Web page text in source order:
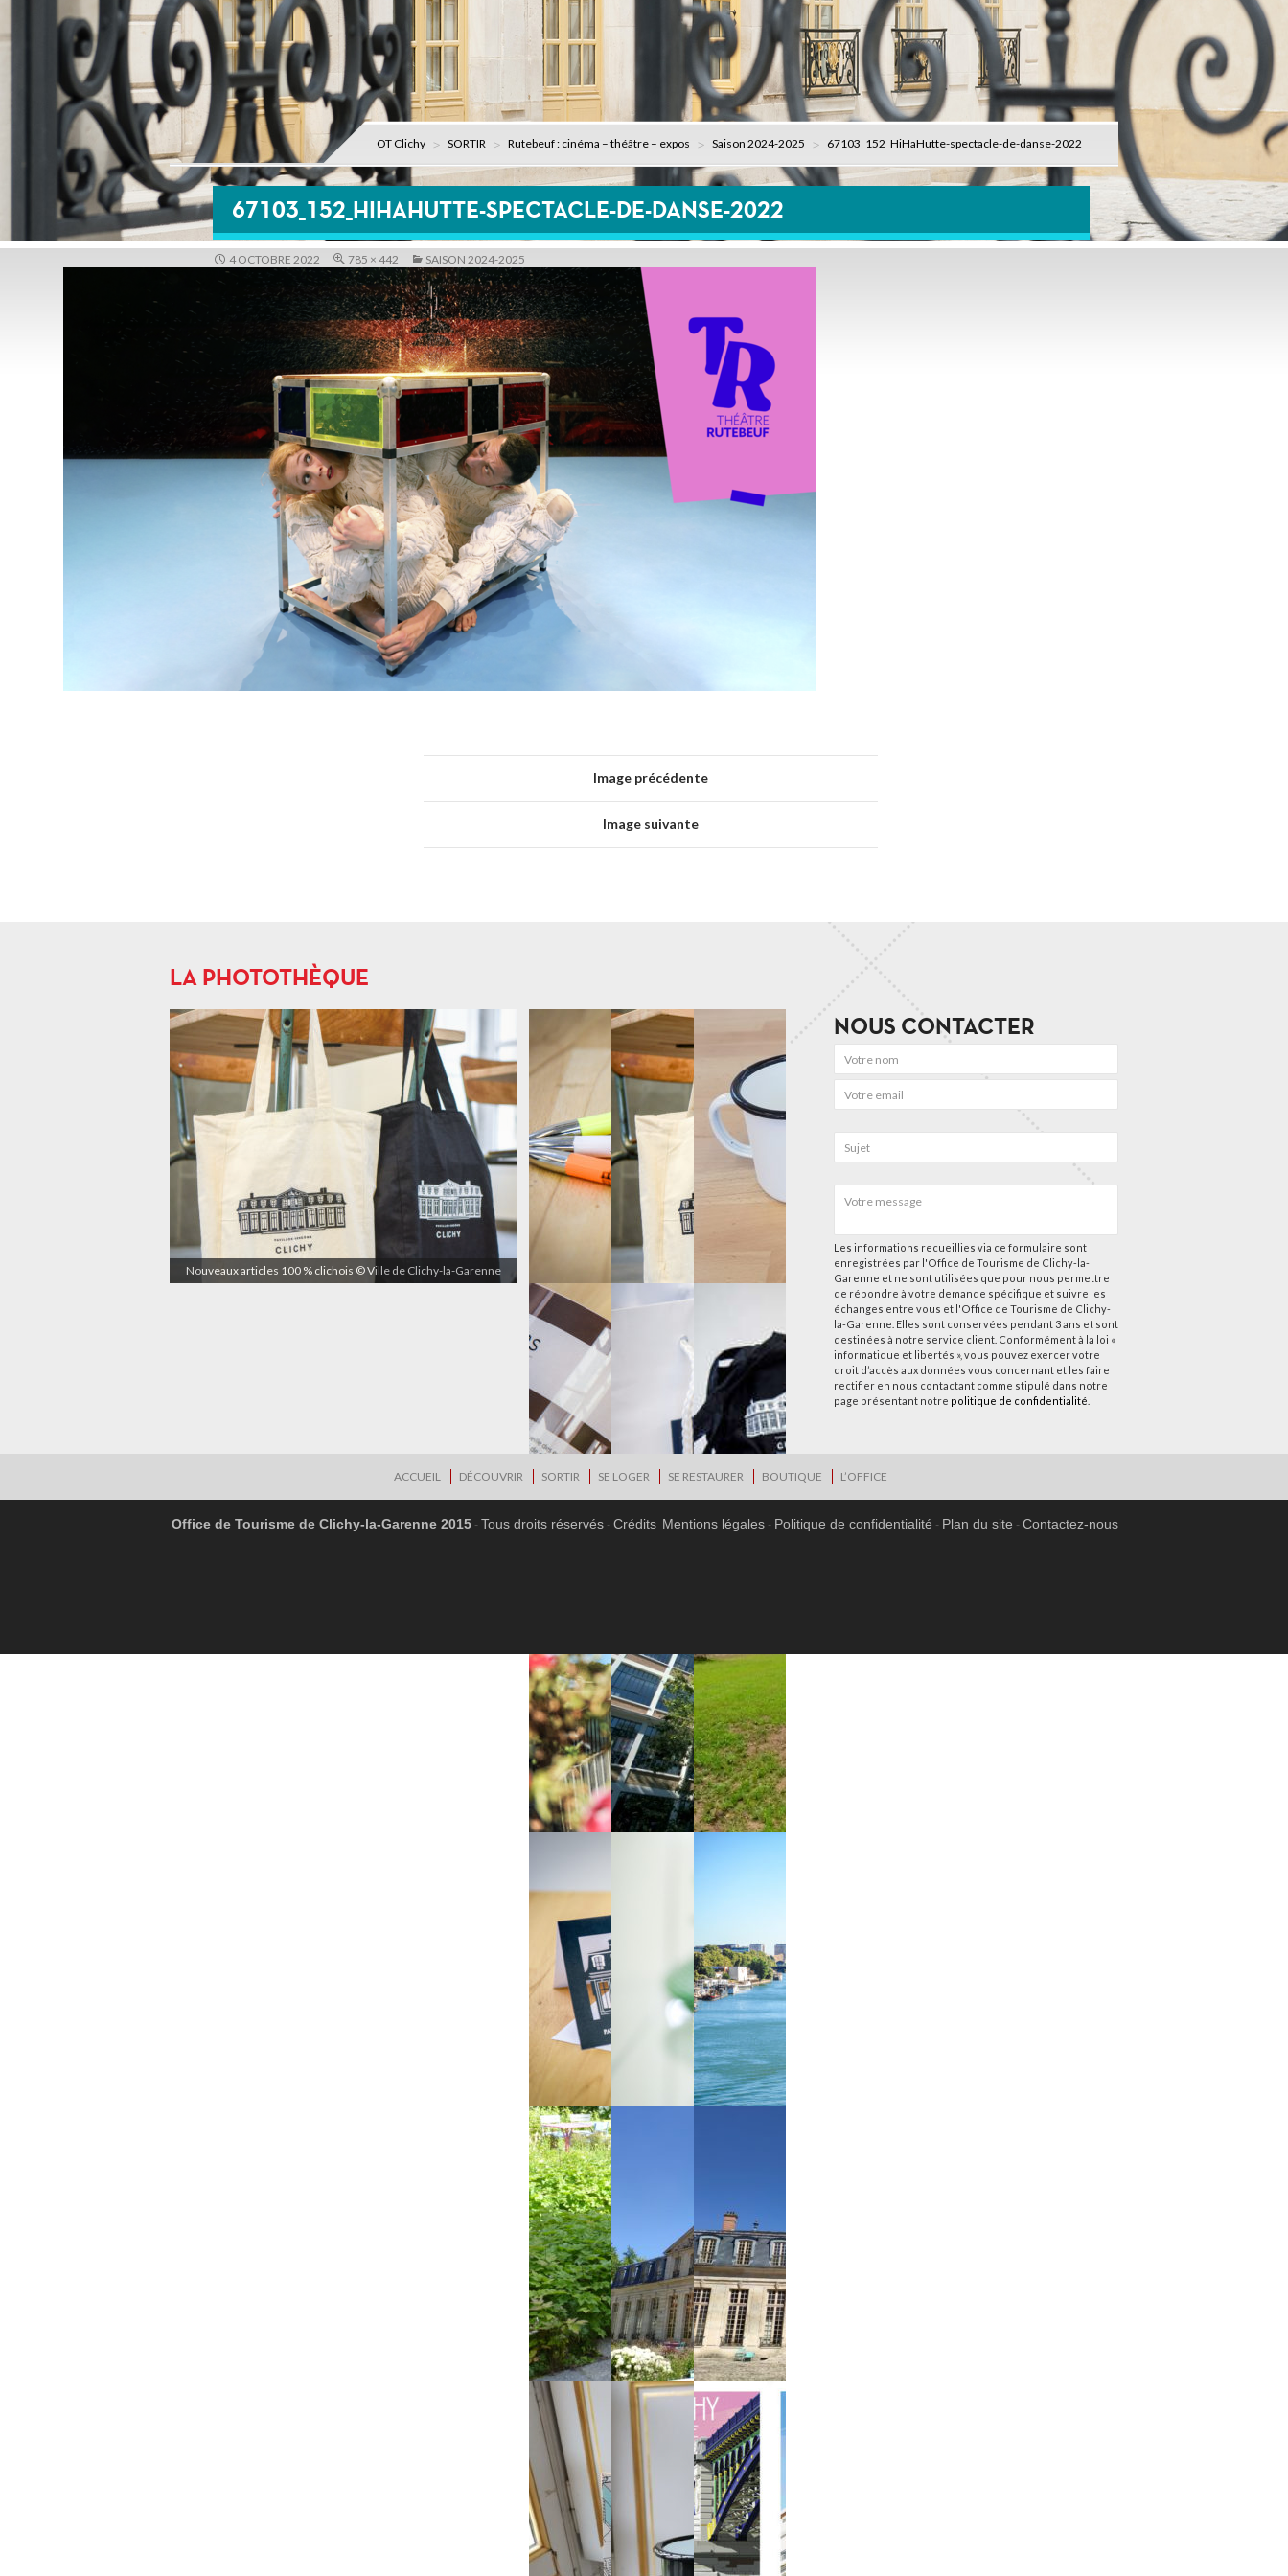
OT Clichy SORTIR Rutebeuf : cinéma – théâtre – expos Saison 2024-2025 67103_152_HiHaHutte-spectacle-de-danse-2022
67103_152_HIHAHUTTE-SPECTACLE-DE-DANSE-2022
4 OCTOBRE 2022 785 × 442 SAISON 2024-2025
Image précédente
Image suivante
LA PHOTOTHÈQUE
Nouveaux articles 100 % clichois © Ville de Clichy-la-Garenne
NOUS CONTACTER
Les informations recueillies via ce formulaire sont
enregistrées par l'Office de Tourisme de Clichy-la-
Garenne et ne sont utilisées que pour nous permettre
de répondre à votre demande spécifique et suivre les
échanges entre vous et l'Office de Tourisme de Clichy-
la-Garenne. Elles sont conservées pendant 3 ans et sont
destinées à notre service client. Conformément à la loi «
informatique et libertés », vous pouvez exercer votre
droit d’accès aux données vous concernant et les faire
rectifier en nous contactant comme stipulé dans notre
page présentant notre politique de confidentialité
ACCUEIL DÉCOUVRIR SORTIR SE LOGER SE RESTAURER BOUTIQUE L’OFFICE
Office de Tourisme de Clichy-la-Garenne 2015 Tous droits réservés Crédits Mentions légales Politique de confidentialité Plan du site Contactez-nous